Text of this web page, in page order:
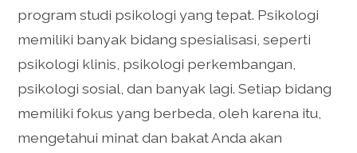
program studi psikologi yang tepat. Psikologi
memiliki banyak bidang spesialisasi, seperti
psikologi klinis, psikologi perkembangan,
psikologi sosial, dan banyak lagi. Setiap bidang
memiliki fokus yang berbeda, oleh karena itu,
mengetahui minat dan bakat Anda akan